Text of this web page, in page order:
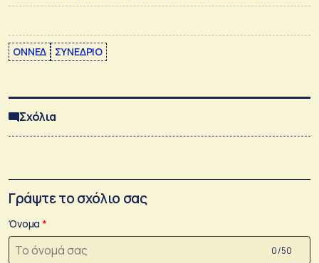
ΟΝΝΕΔ ΣΥΝΕΔΡΙΟ
Σχόλια
Γράψτε το σχόλιο σας
Όνομα
0 /50